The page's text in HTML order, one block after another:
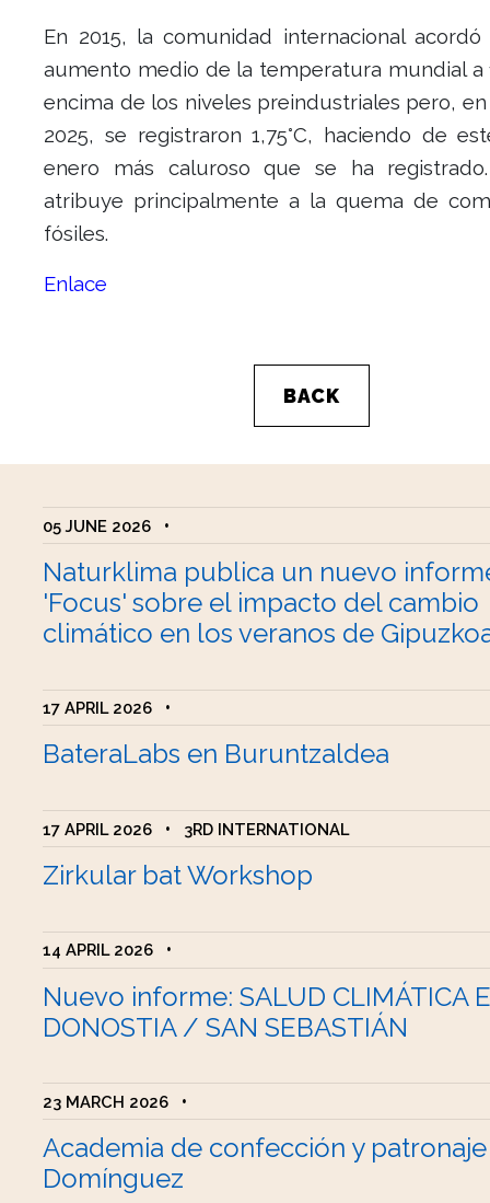
En 2015, la comunidad internacional
aumento medio de la temperatura mundial a
encima de los niveles preindustriales pero,
2025, se registraron 1,75°C, haciendo de
enero más caluroso que se ha
atribuye principalmente a la quema de
fósiles.
Enlace
BACK
05 JUNE 2026 •
Naturklima publica un nuevo
'Focus' sobre el impacto del cambio
climático en los veranos de
17 APRIL 2026 •
BateraLabs en Buruntzaldea
17 APRIL 2026 • 3RD INTERNATIONAL
Zirkular bat Workshop
14 APRIL 2026 •
Nuevo informe: SALUD CLIMÁTICA
DONOSTIA / SAN SEBASTIÁN
23 MARCH 2026 •
Academia de confección y
Domínguez